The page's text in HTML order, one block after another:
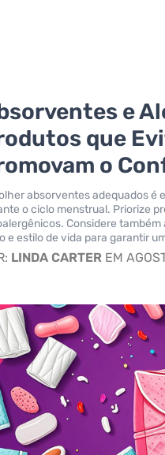
e
que
o
absorventes adequados é
o ciclo menstrual. Priorize
Considere
e estilo de vida para garantir
LINDA CARTER EM